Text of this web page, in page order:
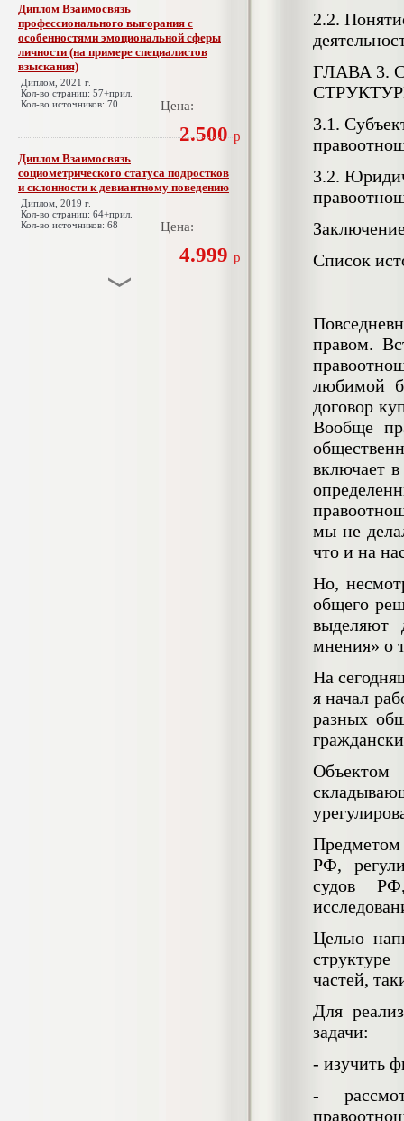
Диплом Взаимосвязь
профессионального выгорания с
особенностями эмоциональной сферы
личности (на примере специалистов
взыскания)
Диплом, 2021 г.
Кол-во страниц: 57+прил.
Кол-во источников: 70
Цена:
2.500 р
Диплом Взаимосвязь
социометрического статуса подростков
и склонности к девиантному поведению
Диплом, 2019 г.
Кол-во страниц: 64+прил.
Кол-во источников: 68
Цена:
4.999 р
2.2.
ГЛАВА 3.
3.1.
3.2.
Список
правом.
любимой
договор
Вообще
включает
мы не
что и на
Но,
общего
выделяют
мнения» о
На
я начал
разных
Предметом
РФ,
судов
Целью
частей,
Для
задачи:
- изучить
-